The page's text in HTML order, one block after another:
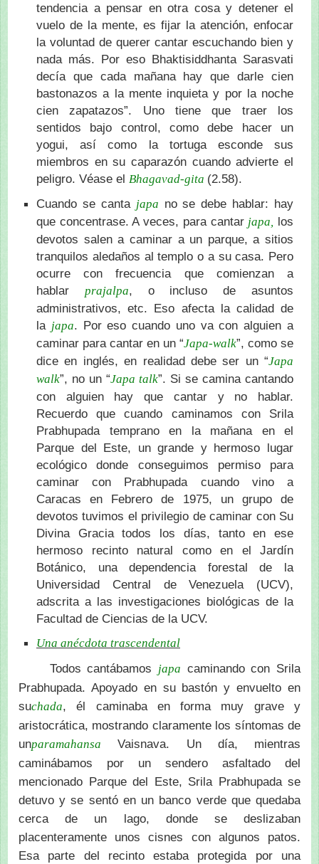
tendencia a pensar en otra cosa y detener el
vuelo de la mente, es fijar la atención, enfocar
la voluntad de querer cantar escuchando bien y
nada más. Por eso Bhaktisiddhanta Sarasvati
decía que cada mañana hay que darle cien
bastonazos a la mente inquieta y por la noche
cien zapatazos”. Uno tiene que traer los
sentidos bajo control, como debe hacer un
yogui, así como la tortuga esconde sus
miembros en su caparazón cuando advierte el
peligro. Véase el Bhagavad-gita (2.58).
Cuando se canta japa no se debe hablar: hay
que concentrase. A veces, para cantar japa, los
devotos salen a caminar a un parque, a sitios
tranquilos aledaños al templo o a su casa. Pero
ocurre con frecuencia que comienzan a
hablar prajalpa, o incluso de asuntos
administrativos, etc. Eso afecta la calidad de
la japa. Por eso cuando uno va con alguien a
caminar para cantar en un “Japa-walk”, como se
dice en inglés, en realidad debe ser un “Japa
walk”, no un “Japa talk”. Si se camina cantando
con alguien hay que cantar y no hablar.
Recuerdo que cuando caminamos con Srila
Prabhupada temprano en la mañana en el
Parque del Este, un grande y hermoso lugar
ecológico donde conseguimos permiso para
caminar con Prabhupada cuando vino a
Caracas en Febrero de 1975, un grupo de
devotos tuvimos el privilegio de caminar con Su
Divina Gracia todos los días, tanto en ese
hermoso recinto natural como en el Jardín
Botánico, una dependencia forestal de la
Universidad Central de Venezuela (UCV),
adscrita a las investigaciones biológicas de la
Facultad de Ciencias de la UCV.
Una anécdota trascendental
Todos cantábamos japa caminando con Srila
Prabhupada. Apoyado en su bastón y envuelto en
suchada, él caminaba en forma muy grave y
aristocrática, mostrando claramente los síntomas de
unparamahansa Vaisnava. Un día, mientras
caminábamos por un sendero asfaltado del
mencionado Parque del Este, Srila Prabhupada se
detuvo y se sentó en un banco verde que quedaba
cerca de un lago, donde se deslizaban
placenteramente unos cisnes con algunos patos.
Esa parte del recinto estaba protegida por una